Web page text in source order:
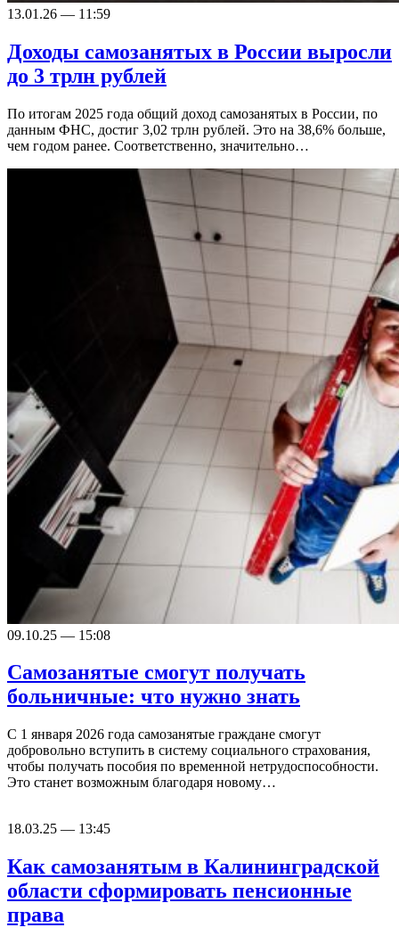
13.01.26 — 11:59
Доходы самозанятых в России выросли
до 3 трлн рублей
По итогам 2025 года общий доход самозанятых в России, по
данным ФНС, достиг 3,02 трлн рублей. Это на 38,6% больше,
чем годом ранее. Соответственно, значительно…
09.10.25 — 15:08
Самозанятые смогут получать
больничные: что нужно знать
С 1 января 2026 года самозанятые граждане смогут
добровольно вступить в систему социального страхования,
чтобы получать пособия по временной нетрудоспособности.
Это станет возможным благодаря новому…
18.03.25 — 13:45
Как самозанятым в Калининградской
области сформировать пенсионные
права